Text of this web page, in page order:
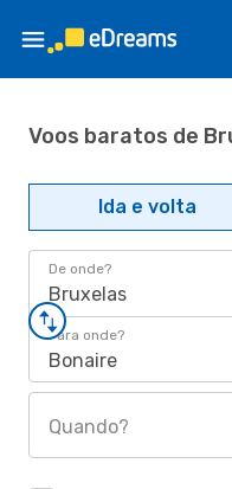
Voos baratos de
Ida e volta
De onde?
Bruxelas
Para onde?
Bonaire
Quando?